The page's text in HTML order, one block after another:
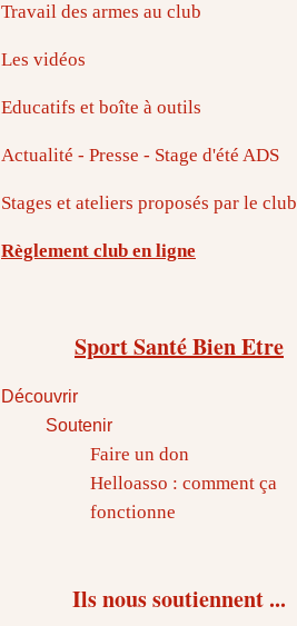
Travail des armes au club
Les vidéos
Educatifs et boîte à outils
Actualité - Presse - Stage d'été ADS
Stages et ateliers proposés par le club
Règlement club en ligne
Sport Santé Bien Etre
Découvrir
Soutenir
Faire un don
Helloasso : comment ça
fonctionne
Ils nous soutiennent ...